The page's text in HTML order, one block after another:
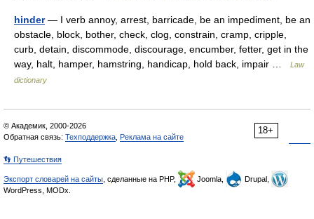
hinder— I verb annoy, arrest, barricade, be an impediment, be an
obstacle, block, bother, check, clog, constrain, cramp, cripple,
curb, detain, discommode, discourage, encumber, fetter, get in the
way, halt, hamper, hamstring, handicap, hold back, impair …
Law
dictionary
18+
© Академик, 2000-2026
Обратная связь: Техподдержка Реклама на сайте
👣 Путешествия
Экспорт словарей на сайты , сделанные на PHP, Joomla,
Drupal,
WordPress, MODx.